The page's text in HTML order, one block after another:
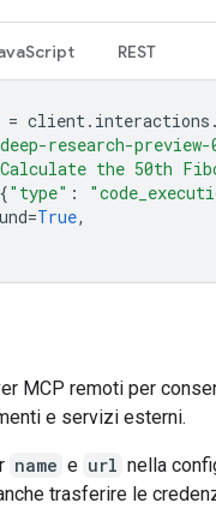
REST
= client. interactions .
research-preview-
the 50th
"type" :
=True,
MCP remoti per
e servizi esterni.
name e url nella
trasferire le